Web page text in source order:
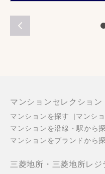
マンションセレクション
マンションを探す
マンシ
マンションを沿線・駅から
マンションをブランドから
三菱地所・三菱地所レジ